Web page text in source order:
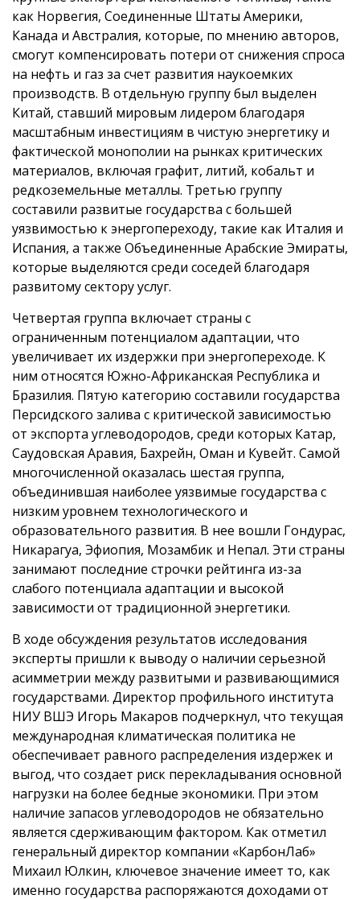
как Норвегия, Соединенные Штаты Америки,
Канада и Австралия, которые, по мнению авторов,
смогут компенсировать потери от снижения спроса
на нефть и газ за счет развития наукоемких
производств. В отдельную группу был выделен
Китай, ставший мировым лидером благодаря
масштабным инвестициям в чистую энергетику и
фактической монополии на рынках критических
материалов, включая графит, литий, кобальт и
редкоземельные металлы. Третью группу
составили развитые государства с большей
уязвимостью к энергопереходу, такие как Италия и
Испания, а также Объединенные Арабские Эмираты,
которые выделяются среди соседей благодаря
развитому сектору услуг.
Четвертая группа включает страны с
ограниченным потенциалом адаптации, что
увеличивает их издержки при энергопереходе. К
ним относятся Южно-Африканская Республика и
Бразилия. Пятую категорию составили государства
Персидского залива с критической зависимостью
от экспорта углеводородов, среди которых Катар,
Саудовская Аравия, Бахрейн, Оман и Кувейт. Самой
многочисленной оказалась шестая группа,
объединившая наиболее уязвимые государства с
низким уровнем технологического и
образовательного развития. В нее вошли Гондурас,
Никарагуа, Эфиопия, Мозамбик и Непал. Эти страны
занимают последние строчки рейтинга из-за
слабого потенциала адаптации и высокой
зависимости от традиционной энергетики.
В ходе обсуждения результатов исследования
эксперты пришли к выводу о наличии серьезной
асимметрии между развитыми и развивающимися
государствами. Директор профильного института
НИУ ВШЭ Игорь Макаров подчеркнул, что текущая
международная климатическая политика не
обеспечивает равного распределения издержек и
выгод, что создает риск перекладывания основной
нагрузки на более бедные экономики. При этом
наличие запасов углеводородов не обязательно
является сдерживающим фактором. Как отметил
генеральный директор компании «КарбонЛаб»
Михаил Юлкин, ключевое значение имеет то, как
именно государства распоряжаются доходами от